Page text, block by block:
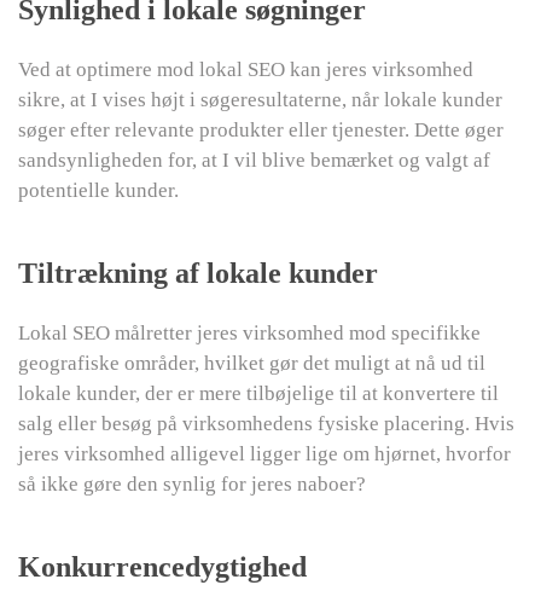
Synlighed i lokale søgninger
Ved at optimere mod lokal SEO kan jeres virksomhed
sikre, at I vises højt i søgeresultaterne, når lokale kunder
søger efter relevante produkter eller tjenester. Dette øger
sandsynligheden for, at I vil blive bemærket og valgt af
potentielle kunder.
Tiltrækning af lokale kunder
Lokal SEO målretter jeres virksomhed mod specifikke
geografiske områder, hvilket gør det muligt at nå ud til
lokale kunder, der er mere tilbøjelige til at konvertere til
salg eller besøg på virksomhedens fysiske placering. Hvis
jeres virksomhed alligevel ligger lige om hjørnet, hvorfor
så ikke gøre den synlig for jeres naboer?
Konkurrencedygtighed